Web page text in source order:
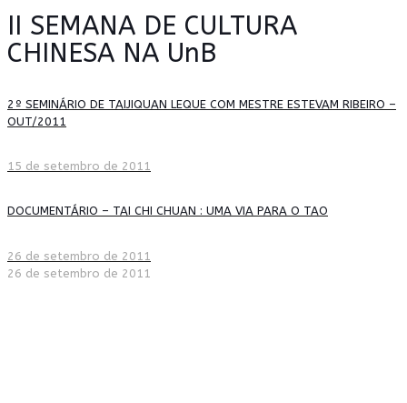
II SEMANA DE CULTURA
CHINESA NA UnB
2º SEMINÁRIO DE TAIJIQUAN LEQUE COM MESTRE ESTEVAM RIBEIRO –
OUT/2011
15 de setembro de 2011
DOCUMENTÁRIO – TAI CHI CHUAN : UMA VIA PARA O TAO
26 de setembro de 2011
26 de setembro de 2011